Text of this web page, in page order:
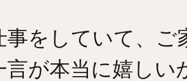
事をしていて、
言が本当に嬉しい